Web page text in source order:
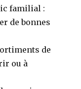
familial :
de bonnes
de
ou à